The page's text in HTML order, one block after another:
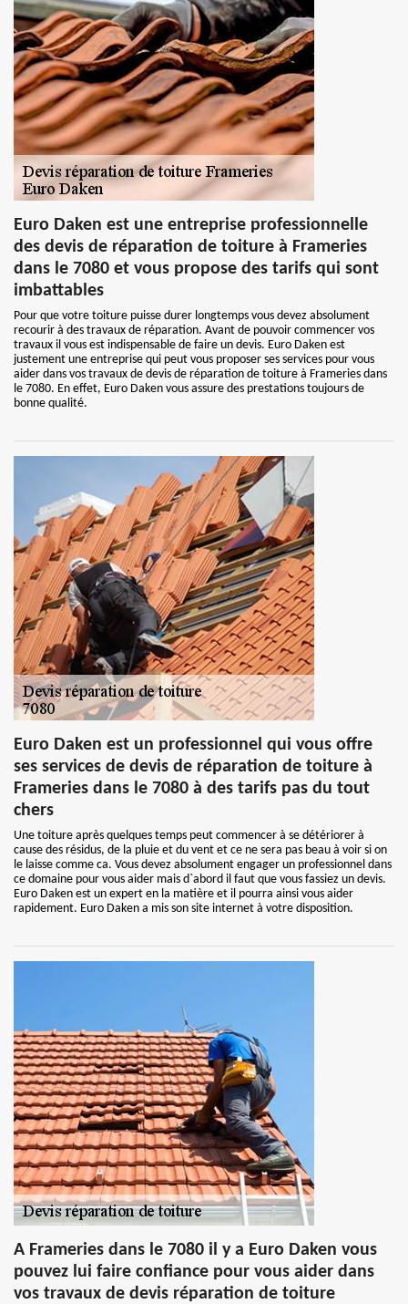
Euro Daken est une entreprise professionnelle
des devis de réparation de toiture à Frameries
dans le 7080 et vous propose des tarifs qui sont
imbattables
Pour que votre toiture puisse durer longtemps vous devez absolument
recourir à des travaux de réparation. Avant de pouvoir commencer vos
travaux il vous est indispensable de faire un devis. Euro Daken est
justement une entreprise qui peut vous proposer ses services pour vous
aider dans vos travaux de devis de réparation de toiture à Frameries dans
le 7080. En effet, Euro Daken vous assure des prestations toujours de
bonne qualité.
Euro Daken est un professionnel qui vous offre
ses services de devis de réparation de toiture à
Frameries dans le 7080 à des tarifs pas du tout
chers
Une toiture après quelques temps peut commencer à se détériorer à
cause des résidus, de la pluie et du vent et ce ne sera pas beau à voir si on
le laisse comme ca. Vous devez absolument engager un professionnel dans
ce domaine pour vous aider mais d`abord il faut que vous fassiez un devis.
Euro Daken est un expert en la matière et il pourra ainsi vous aider
rapidement. Euro Daken a mis son site internet à votre disposition.
A Frameries dans le 7080 il y a Euro Daken vous
pouvez lui faire confiance pour vous aider dans
vos travaux de devis réparation de toiture